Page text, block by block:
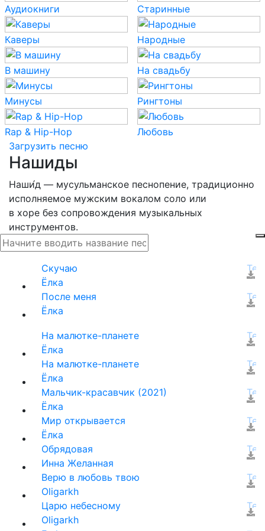
Аудиокниги Старинные
Каверы Народные
В машину На свадьбу
Минусы Рингтоны
Rap & Hip-Hop
Любовь
Загрузить песню
Нашиды
Наши́д — мусульманское песнопение, традиционно
исполняемое мужским вокалом соло или
в хоре без сопровождения музыкальных
инструментов.
Скучаю
Ёлка
После меня
Ёлка
На малютке-планете
Ёлка
На малютке-планете
Ёлка
Мальчик-красавчик (2021)
Ёлка
Мир открывается
Ёлка
Обрядовая
Инна Желанная
Верю в любовь твою
Oligarkh
Царю небесному
Oligarkh